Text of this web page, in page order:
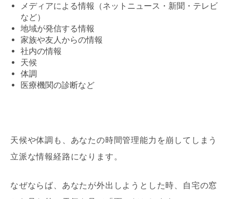
メディアによる情報（ネットニュース・新聞・テレビ
など）
地域が発信する情報
家族や友人からの情報
社内の情報
天候
体調
医療機関の診断など
天候や体調も、あなたの時間管理能力を崩してしまう
立派な情報経路になります。
なぜならば、あなたが外出しようとした時、自宅の窓